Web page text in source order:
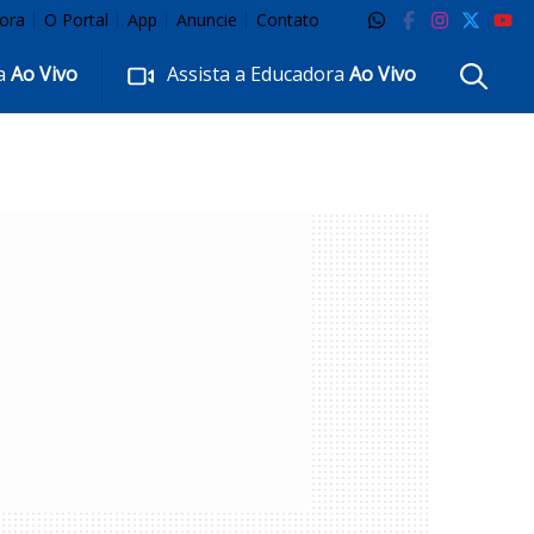
O Portal App Anuncie Contato
Ao Vivo Assista a EducadoraAo Vivo